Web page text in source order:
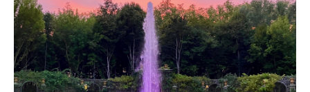
Clientèles lointaines
Clientèles spécifiques
Etudes et enquêtes
La liste des OT d'Île-de-France
APIDAE
Offres d'emplois et de stages
Restaurants impressionnistes
Hébergements impressionnistes
Offre culturelle impressionniste